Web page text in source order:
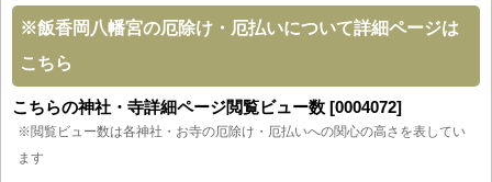
※飯香岡八幡宮の厄除け・厄払いについて詳細ページは
こちら
こちらの神社・寺詳細ページ閲覧ビュー数 [0004072]
※閲覧ビュー数は各神社・お寺の厄除け・厄払いへの関心の高さを表してい
ます